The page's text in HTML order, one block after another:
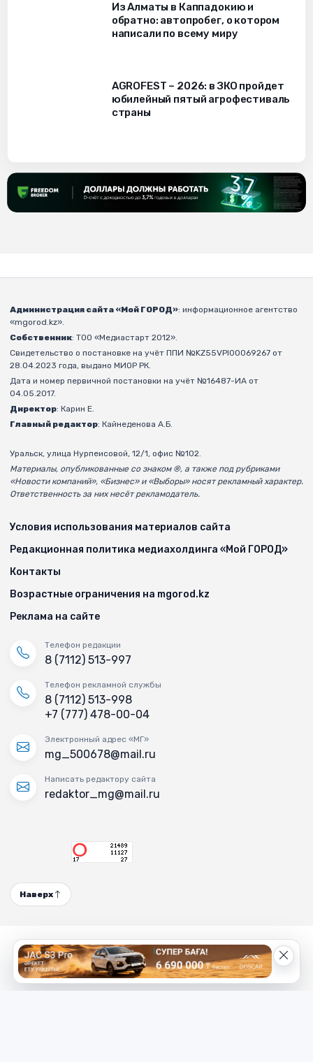
Из Алматы в Каппадокию и
обратно: автопробег, о котором
написали по всему миру
AGROFEST – 2026: в ЗКО пройдет
юбилейный пятый агрофестиваль
страны
Администрация сайта «Мой ГОРОД»: информационное агентство
«mgorod.kz».
Собственник: ТОО «Медиастарт 2012».
Свидетельство о постановке на учёт ППИ №KZ55VPI00069267 от
28.04.2023 года, выдано МИОР РК.
Дата и номер первичной постановки на учёт №16487-ИА от
04.05.2017.
Директор: Карин Е.
Главный редактор: Кайнеденова А.Б.
Уральск, улица Нурпеисовой, 12/1, офис №102.
Материалы, опубликованные со знаком ®, а также под рубриками
«Новости компаний», «Бизнес» и «Выборы» носят рекламный характер.
Ответственность за них несёт рекламодатель.
Условия использования материалов сайта
Редакционная политика медиахолдинга «Мой ГОРОД»
Контакты
Возрастные ограничения на mgorod.kz
Реклама на сайте
Телефон редакции
8 (7112) 513-997
Телефон рекламной службы
8 (7112) 513-998
+7 (777) 478-00-04
Электронный адрес «МГ»
mg_500678@mail.ru
Написать редактору сайта
redaktor_mg@mail.ru
Наверх